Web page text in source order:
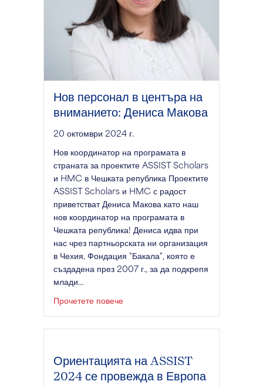
Нов персонал в центъра на
вниманието: Дениса Макова
20 октомври 2024 г.
Нов координатор на програмата в
страната за проектите ASSIST Scholars
и HMC в Чешката република Проектите
ASSIST Scholars и HMC с радост
приветстват Дениса Макова като наш
нов координатор на програмата в
Чешката република! Дениса идва при
нас чрез партньорската ни организация
в Чехия, Фондация "Бакала", която е
създадена през 2007 г., за да подкрепя
млади...
Прочетете повечеза Нов персонал в центъра на
Ориентацията на ASSIST
2024 се провежда в Европа